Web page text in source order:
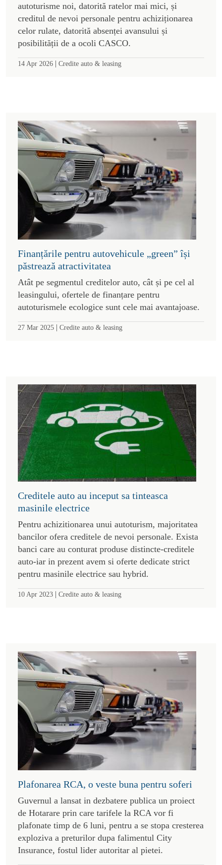
autoturisme noi, datorită ratelor mai mici, și
creditul de nevoi personale pentru achiziționarea
celor rulate, datorită absenței avansului și
posibilității de a ocoli CASCO.
14 Apr 2026 | Credite auto & leasing
Finanțările pentru autovehicule „green” își
păstrează atractivitatea
Atât pe segmentul creditelor auto, cât și pe cel al
leasingului, ofertele de finanțare pentru
autoturismele ecologice sunt cele mai avantajoase.
27 Mar 2025 | Credite auto & leasing
Creditele auto au inceput sa tinteasca
masinile electrice
Pentru achizitionarea unui autoturism, majoritatea
bancilor ofera creditele de nevoi personale. Exista
banci care au conturat produse distincte-creditele
auto-iar in prezent avem si oferte dedicate strict
pentru masinile electrice sau hybrid.
10 Apr 2023 | Credite auto & leasing
Plafonarea RCA, o veste buna pentru soferi
Guvernul a lansat in dezbatere publica un proiect
de Hotarare prin care tarifele la RCA vor fi
plafonate timp de 6 luni, pentru a se stopa cresterea
exploziva a preturilor dupa falimentul City
Insurance, fostul lider autoritar al pietei.